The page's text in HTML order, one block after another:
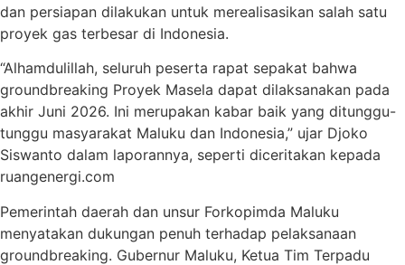
dan persiapan dilakukan untuk merealisasikan salah satu
proyek gas terbesar di Indonesia.
“Alhamdulillah, seluruh peserta rapat sepakat bahwa
groundbreaking Proyek Masela dapat dilaksanakan pada
akhir Juni 2026. Ini merupakan kabar baik yang ditunggu-
tunggu masyarakat Maluku dan Indonesia,” ujar Djoko
Siswanto dalam laporannya, seperti diceritakan kepada
ruangenergi.com
Pemerintah daerah dan unsur Forkopimda Maluku
menyatakan dukungan penuh terhadap pelaksanaan
groundbreaking. Gubernur Maluku, Ketua Tim Terpadu